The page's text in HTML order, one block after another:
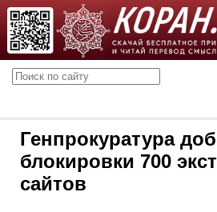
Генпрокуратура
блокировки 700
сайтов